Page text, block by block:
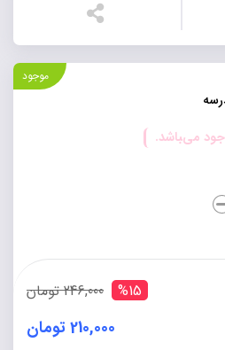
موجود
%15 246,000 تومان
210,000 تومان